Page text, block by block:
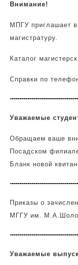
Внимание!
МПГУ приглашает
магистратуру.
Каталог
Справки по
Уважаемые
Обращаем ваше
Посадском
Бланк новой
Приказы о
МГГУ им.
Уважаемые